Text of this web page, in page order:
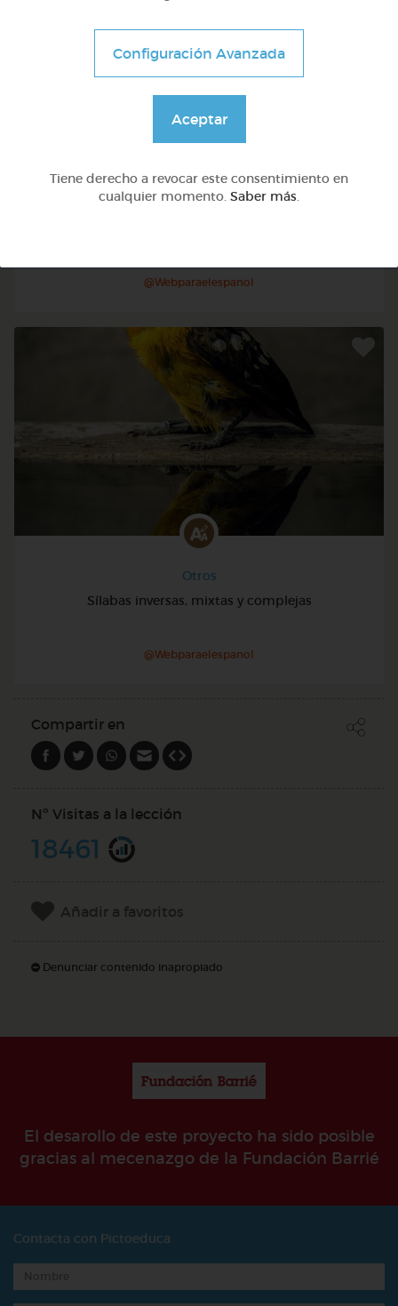
Otros
@Webparaelespanol
Otros
Sílabas inversas, mixtas y complejas
@Webparaelespanol
Compartir en
Nº Visitas a la lección
18461
Añadir a favoritos
Denunciar contenido inapropiado
El desarollo de este proyecto ha sido posible
gracias al mecenazgo de la Fundación Barrié
Contacta con Pictoeduca
Configuración Avanzada
Aceptar
Tiene derecho a revocar este consentimiento en
cualquier momento. Saber más.